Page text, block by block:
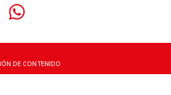
DE CONTENIDO